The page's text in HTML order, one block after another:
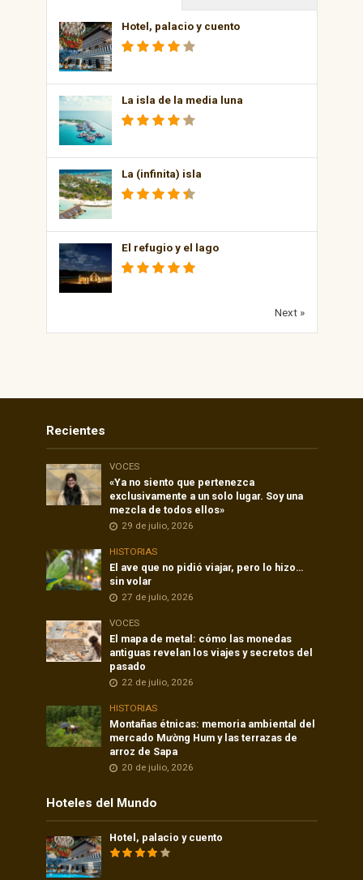
Hotel, palacio y cuento
La isla de la media luna
La (infinita) isla
El refugio y el lago
Next »
Recientes
VOCES
«Ya no siento que pertenezca
exclusivamente a un solo lugar. Soy una
mezcla de todos ellos»
29 de julio, 2026
HISTORIAS
El ave que no pidió viajar, pero lo hizo…
sin volar
27 de julio, 2026
VOCES
El mapa de metal: cómo las monedas
antiguas revelan los viajes y secretos del
pasado
22 de julio, 2026
HISTORIAS
Montañas étnicas: memoria ambiental del
mercado Mường Hum y las terrazas de
arroz de Sapa
20 de julio, 2026
Hoteles del Mundo
Hotel, palacio y cuento